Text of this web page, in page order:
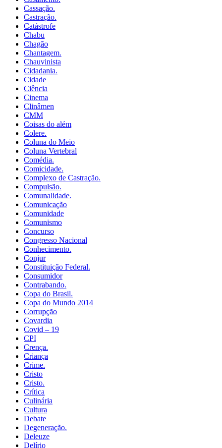
Cassação.
Castração.
Catástrofe
Chabu
Chagão
Chantagem.
Chauvinista
Cidadania.
Cidade
Ciência
Cinema
Clinâmen
CMM
Coisas do além
Colere.
Coluna do Meio
Coluna Vertebral
Comédia.
Comicidade.
Complexo de Castração.
Compulsão.
Comunalidade.
Comunicação
Comunidade
Comunismo
Concurso
Congresso Nacional
Conhecimento.
Conjur
Constituição Federal.
Consumidor
Contrabando.
Copa do Brasil.
Copa do Mundo 2014
Corrupção
Covardia
Covid – 19
CPI
Crença.
Criança
Crime.
Cristo
Cristo.
Crítica
Culinária
Cultura
Debate
Degeneração.
Deleuze
Delírio